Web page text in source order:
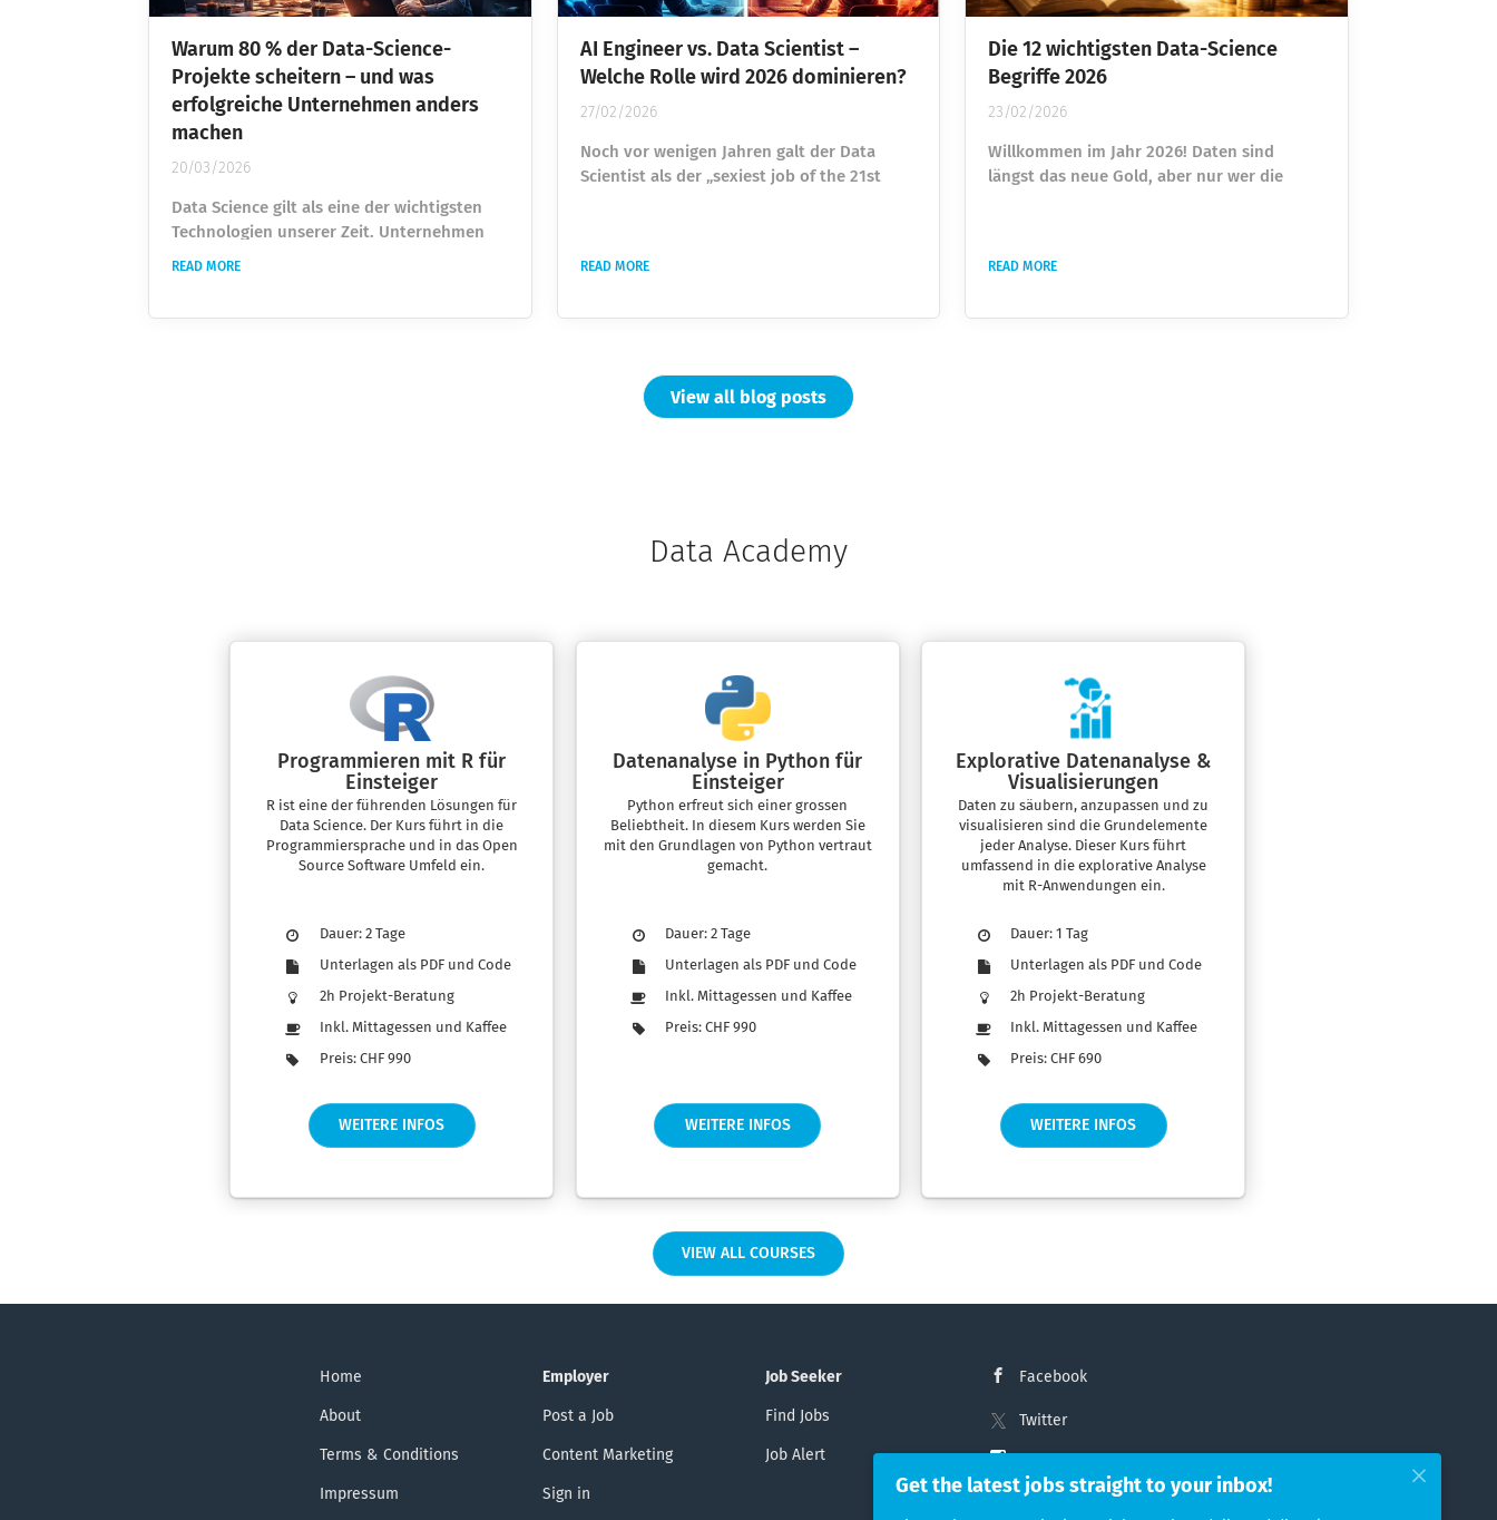
Warum 80 % der Data-Science-
Projekte scheitern – und was
erfolgreiche Unternehmen anders
machen
20/03/2026
Data Science gilt als eine der wichtigsten
Technologien unserer Zeit. Unternehmen
investieren Milliarden in künstliche
READ MORE
AI Engineer vs. Data Scientist –
Welche Rolle wird 2026 dominieren?
27/02/2026
Noch vor wenigen Jahren galt der Data
Scientist als der „sexiest job of the 21st
Modelle entwickeln konnten. Wer Python
vorweisen konnte, war heiß begehrt.
häufiger auf: AI Engineer. Und plötzlich
stellt sich eine unbequeme...
READ MORE
Die 12 wichtigsten Data-Science
Begriffe 2026
23/02/2026
Willkommen im Jahr 2026! Daten sind
längst das neue Gold, aber nur wer die
die heute wirklich jeder kennen sollte –
3-Schritte-Modell erklärt. 1. Data Literacy
READ MORE
View all blog posts
Data Academy
Programmieren mit R für
Einsteiger
R ist eine der führenden Lösungen für
Data Science. Der Kurs führt in die
Programmiersprache und in das Open
Source Software Umfeld ein.
Dauer: 2 Tage
Unterlagen als PDF und Code
2h Projekt-Beratung
Inkl. Mittagessen und Kaffee
Preis: CHF 990
WEITERE INFOS
Datenanalyse in Python für
Einsteiger
Python erfreut sich einer grossen
Beliebtheit. In diesem Kurs werden Sie
mit den Grundlagen von Python vertraut
gemacht.
Dauer: 2 Tage
Unterlagen als PDF und Code
Inkl. Mittagessen und Kaffee
Preis: CHF 990
WEITERE INFOS
Explorative Datenanalyse &
Visualisierungen
Daten zu säubern, anzupassen und zu
visualisieren sind die Grundelemente
jeder Analyse. Dieser Kurs führt
umfassend in die explorative Analyse
mit R-Anwendungen ein.
Dauer: 1 Tag
Unterlagen als PDF und Code
2h Projekt-Beratung
Inkl. Mittagessen und Kaffee
Preis: CHF 690
WEITERE INFOS
VIEW ALL COURSES
Home
About
Terms & Conditions
Impressum
Employer
Post a Job
Content Marketing
Sign in
Job Seeker
Find Jobs
Job Alert
Facebook
Twitter
LinkedIn
Get the latest jobs straight to your inbox!